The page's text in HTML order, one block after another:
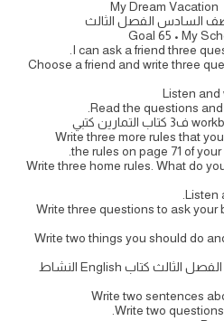
Goal 65 • My
I can ask a friend three
Choose a friend and write three
Listen and
Read the questions
Write three more rules that
the rules on page 71 of
Write three home rules. What do
Listen
Write three questions to ask your
Write two things you should do
حل اسئلة كتاب انجليزي سادس الفصل الثالث كتاب English النشاط
Write two sentences
Write two